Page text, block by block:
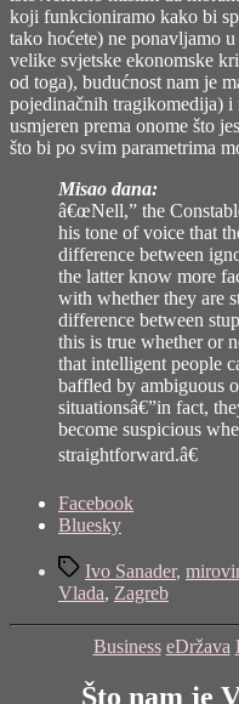
koji funkcioniramo kako bi
tako hoćete) ne ponavljamo
velike svjetske ekonomske
od toga), budućnost nam je
pojedinačnih tragikomedija)
usmjeren prema onome što
što bi po svim parametrima
Misao dana:
â€œNell,” the
his tone of voice that
difference between
the latter know more
with whether they are
difference between
this is true whether or
that intelligent people
baffled by ambiguous
situationsâ€”in fact,
become suspicious
straightforward.â€
Share
"Godina
godina
Facebook
Bluesky
TagsIvo Sanader,
Vlada, Zagreb
Business eDržava
Što nam je